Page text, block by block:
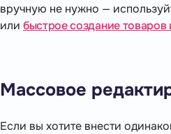
вручную не нужно —
или быстрое создание товаров
Массовое
Если вы хотите внести